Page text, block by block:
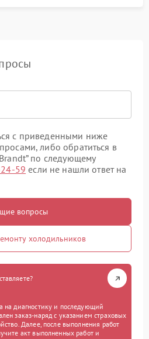
с приведенными ниже
либо обратиться в
по следующему
59 если не нашли ответ на
вопросы
холодильников
на диагностику и последующий
заказ-наряд с указанием страховых
Далее, после выполнения работ
акт выполненных работ и